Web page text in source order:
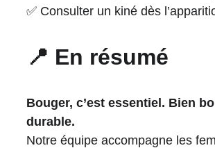
✅ Consulter un kiné dès
📍 En résumé
Bouger, c’est essentiel. Bien
durable.
Notre équipe accompagne les